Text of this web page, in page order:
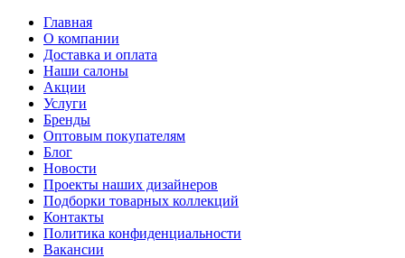
Главная
О компании
Доставка и оплата
Наши cалоны
Акции
Услуги
Бренды
Оптовым покупателям
Блог
Новости
Проекты наших дизайнеров
Подборки товарных коллекций
Контакты
Политика конфиденциальности
Вакансии